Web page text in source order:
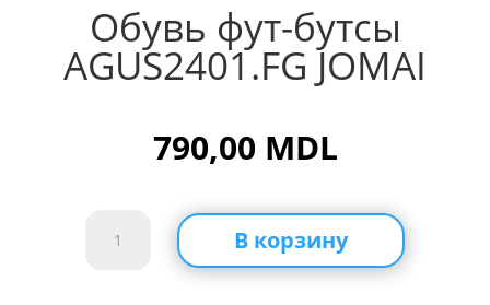
Обувь фут-бутсы
AGUS2401.FG JOMAI
790,00 MDL
товара
В корзину